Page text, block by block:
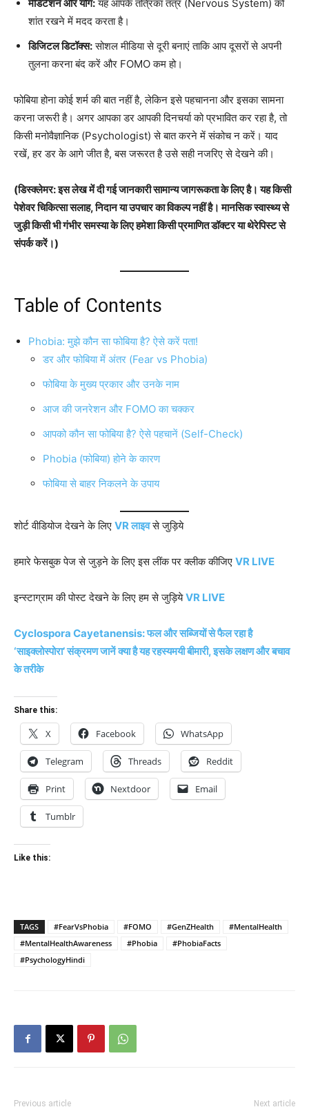
मेडिटेशन और योग:यह आपके तंत्रिका तंत्र (Nervous System) को
शांत रखने में मदद करता है।
डिजिटल डिटॉक्स:सोशल मीडिया से दूरी बनाएं ताकि आप दूसरों से अपनी
तुलना करना बंद करें और FOMO कम हो।
फोबिया होना कोई शर्म की बात नहीं है, लेकिन इसे पहचानना और इसका सामना
करना जरूरी है। अगर आपका डर आपकी दिनचर्या को प्रभावित कर रहा है, तो
किसी मनोवैज्ञानिक (Psychologist) से बात करने में संकोच न करें। याद
रखें, हर डर के आगे जीत है, बस जरूरत है उसे सही नजरिए से देखने की।
(डिस्क्लेमर: इस लेख में दी गई जानकारी सामान्य जागरूकता के लिए है। यह किसी
पेशेवर चिकित्सा सलाह, निदान या उपचार का विकल्प नहीं है। मानसिक स्वास्थ्य से
जुड़ी किसी भी गंभीर समस्या के लिए हमेशा किसी प्रमाणित डॉक्टर या थेरेपिस्ट से
संपर्क करें।)
Table of Contents
Phobia: मुझे कौन सा फोबिया है? ऐसे करें पता!
डर और फोबिया में अंतर (Fear vs Phobia)
फोबिया के मुख्य प्रकार और उनके नाम
आज की जनरेशन और FOMO का चक्कर
आपको कौन सा फोबिया है? ऐसे पहचानें (Self-Check)
Phobia (फोबिया) होने के कारण
फोबिया से बाहर निकलने के उपाय
शोर्ट वीडियोज देखने के लिए VR लाइवसे जुड़िये
हमारे फेसबुक पेज से जुड़ने के लिए इस लींक पर क्लीक कीजिए VR LIVE
इन्स्टाग्राम की पोस्ट देखने के लिए हम से जुड़ियेVR LIVE
Cyclospora Cayetanensis: फल और सब्जियों से फैल रहा है
‘साइक्लोस्पोरा’ संक्रमण जानें क्या है यह रहस्यमयी बीमारी, इसके लक्षण और बचाव
के तरीके
Share this:
X Facebook WhatsApp
Telegram Threads Reddit
Print Nextdoor Email
Tumblr
Like this:
TAGS #FearVsPhobia #FOMO #GenZHealth
#MentalHealth
#MentalHealthAwareness
#Phobia
#PhobiaFacts
#PsychologyHindi
Previous article Next article